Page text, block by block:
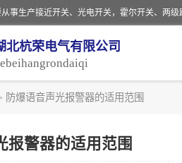
北杭荣电气有限公司
防爆语音声光报警器的适用范围
报警器的适用范围